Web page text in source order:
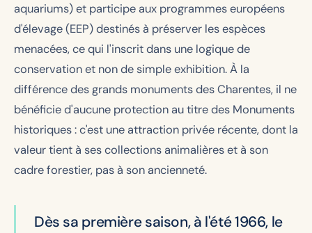
aquariums) et participe aux programmes européens
d'élevage (EEP) destinés à préserver les espèces
menacées, ce qui l'inscrit dans une logique de
conservation et non de simple exhibition. À la
différence des grands monuments des Charentes, il ne
bénéficie d'aucune protection au titre des Monuments
historiques : c'est une attraction privée récente, dont la
valeur tient à ses collections animalières et à son
cadre forestier, pas à son ancienneté.
Dès sa première saison, à l'été 1966, le